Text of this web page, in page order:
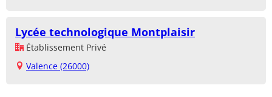
Lycée technologique Montplaisir
Établissement Privé
Valence (26000)